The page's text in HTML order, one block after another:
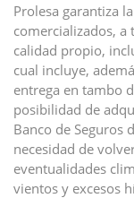
Prolesa garantiza
comercializados, a
calidad propio,
cual incluye,
entrega en tambo
posibilidad de
Banco de Seguros
necesidad de
eventualidades
vientos y excesos